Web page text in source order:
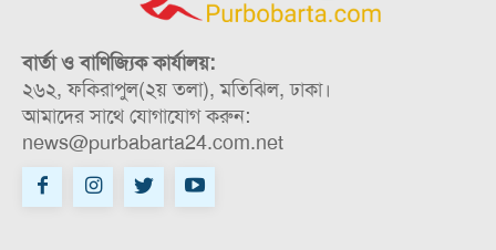
বার্তা ও বাণিজ্যিক কার্যালয়:
২৬২, ফকিরাপুল(২য় তলা), মতিঝিল, ঢাকা।
আমাদের সাথে যোগাযোগ করুন:
news@purbabarta24.com.net